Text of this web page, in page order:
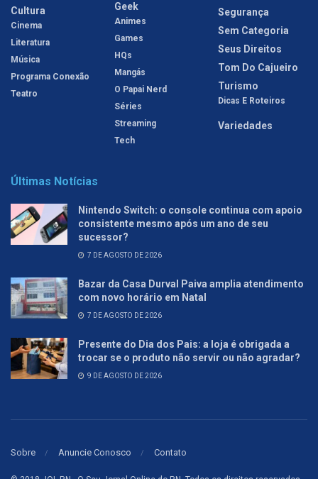
Cultura
Cinema
Literatura
Música
Programa Conexão
Teatro
Geek
Animes
Games
HQs
Mangás
O Papai Nerd
Séries
Streaming
Tech
Segurança
Sem Categoria
Seus Direitos
Tom Do Cajueiro
Turismo
Dicas E Roteiros
Variedades
Últimas Notícias
Nintendo Switch: o console continua com apoio
consistente mesmo após um ano de seu
sucessor?
7 DE AGOSTO DE 2026
Bazar da Casa Durval Paiva amplia atendimento
com novo horário em Natal
7 DE AGOSTO DE 2026
Presente do Dia dos Pais: a loja é obrigada a
trocar se o produto não servir ou não agradar?
9 DE AGOSTO DE 2026
Sobre Anuncie Conosco Contato